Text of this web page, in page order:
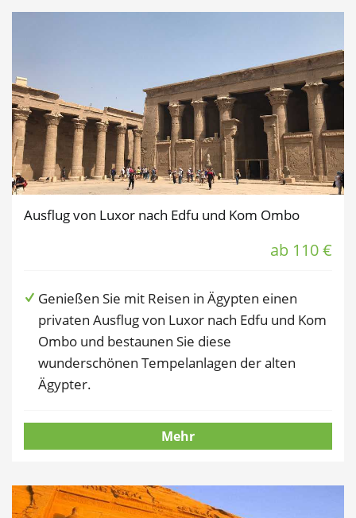
Ausflug von Luxor nach Edfu und Kom Ombo
ab 110 €
Genießen Sie mit Reisen in Ägypten einen
privaten Ausflug von Luxor nach Edfu und Kom
Ombo und bestaunen Sie diese
wunderschönen Tempelanlagen der alten
Ägypter.
Mehr